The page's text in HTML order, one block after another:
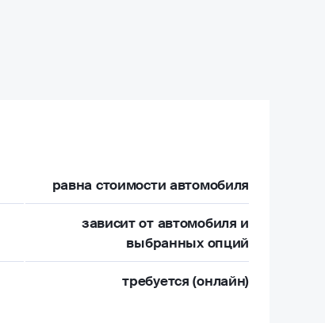
равна стоимости автомобиля
зависит от автомобиля и
выбранных опций
требуется (онлайн)